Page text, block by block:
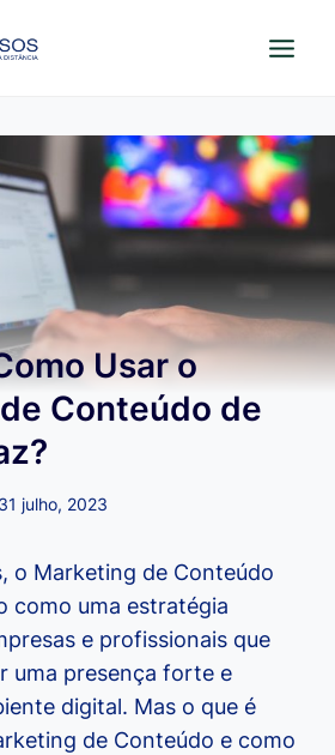
Usar o
Conteúdo de
31 julho, 2023
o Marketing de Conteúdo
como uma estratégia
e profissionais que
uma presença forte e
digital. Mas o que é
de Conteúdo e como